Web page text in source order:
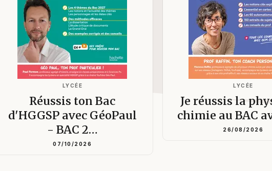
LYCÉE
Réussis ton Bac
d'HGGSP avec GéoPaul
- BAC 2…
07/10/2026
LYCÉE
Je réussis la
chimie au BAC
26/08/2026